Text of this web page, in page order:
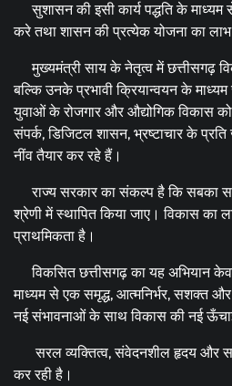
सुशासन की इसी कार्य पद्धति के माध्यम
करे तथा शासन की प्रत्येक योजना का
मुख्यमंत्री साय के नेतृत्व में छत्तीसगढ़
बल्कि उनके प्रभावी क्रियान्वयन के
युवाओं के रोजगार और औद्योगिक विकास
संपर्क, डिजिटल शासन, भ्रष्टाचार के
नींव तैयार कर रहे हैं।
राज्य सरकार का संकल्प है कि सबका
श्रेणी में स्थापित किया जाए। विकास का
प्राथमिकता है।
विकसित छत्तीसगढ़ का यह अभियान
माध्यम से एक समृद्ध, आत्मनिर्भर, सशक्त
नई संभावनाओं के साथ विकास की नई
सरल व्यक्तित्व, संवेदनशील हृदय और
कर रही है।